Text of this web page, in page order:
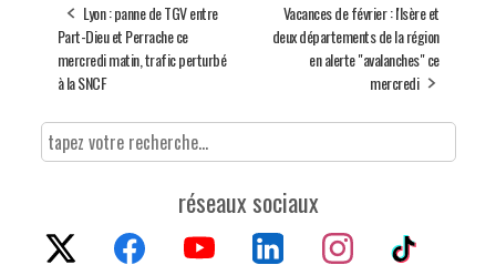
Lyon : panne de TGV entre
Part-Dieu et Perrache ce
mercredi matin, trafic perturbé
à la SNCF
Vacances de février : l'Isère et
deux départements de la région
en alerte "avalanches" ce
mercredi
réseaux sociaux